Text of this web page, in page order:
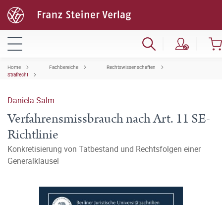
Home Fachbereiche
Rechtswissenschaften
Strafrecht
Daniela Salm
Verfahrensmissbrauch nach Art. 11 SE-
Richtlinie
Konkretisierung von Tatbestand und Rechtsfolgen einer
Generalklausel